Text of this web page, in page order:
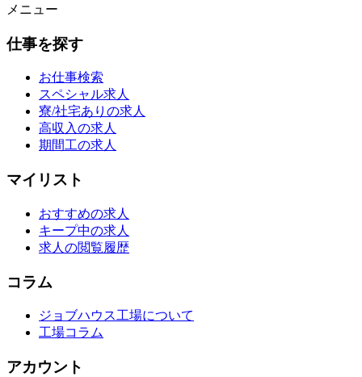
メニュー
仕事を探す
お仕事検索
スペシャル求人
寮/社宅ありの求人
高収入の求人
期間工の求人
マイリスト
おすすめの求人
キープ中の求人
求人の閲覧履歴
コラム
ジョブハウス工場について
工場コラム
アカウント